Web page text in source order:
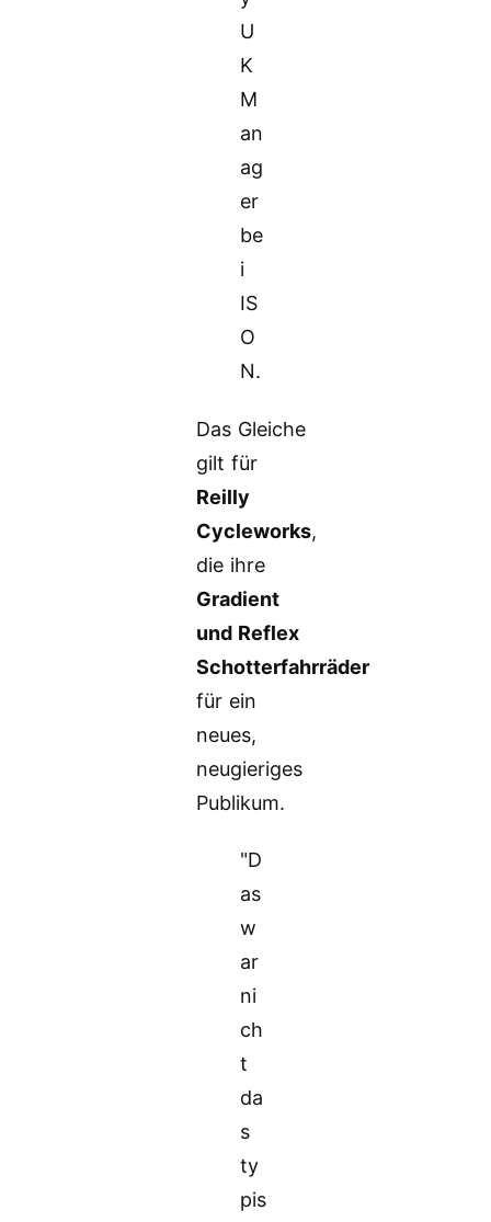
U
K
M
an
ag
er
be
i
IS
O
N.
Das Gleiche
gilt für
Reilly
Cycleworks,
die ihre
Gradient
und Reflex
Schotterfahrräder
für ein
neues,
neugieriges
Publikum.
"D
as
w
ar
ni
ch
t
da
s
ty
pis